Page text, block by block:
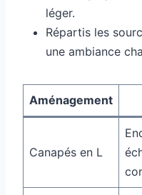
léger.
Répartis les
une ambiance
Aménagement
Canapés en L